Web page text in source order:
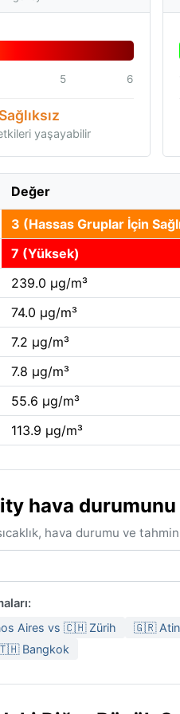
5 6
yaşayabilir
Değer
3 (Hassas Gruplar İçin
7 (Yüksek)
239.0 µg/m³
74.0 µg/m³
7.2 µg/m³
7.8 µg/m³
55.6 µg/m³
113.9 µg/m³
hava
hava durumu ve
Aires vs 🇨🇭 Zürih 🇬🇷
Bangkok